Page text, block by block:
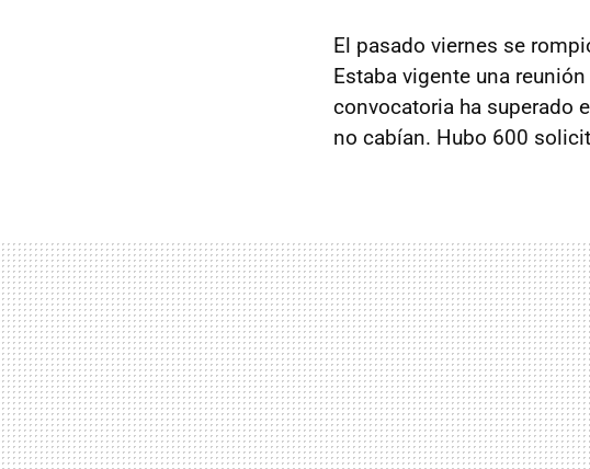
El pasado viernes se
Estaba vigente una
convocatoria ha superado
no cabían. Hubo 600